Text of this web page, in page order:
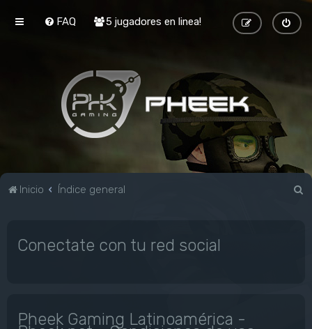
FAQ 5 jugadores en linea!
Inicio Índice general
Conectate con tu red social
Pheek Gaming Latinoamérica -